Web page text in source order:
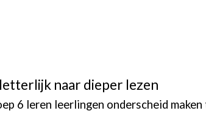
naar dieper lezen
6 leren leerlingen onderscheid